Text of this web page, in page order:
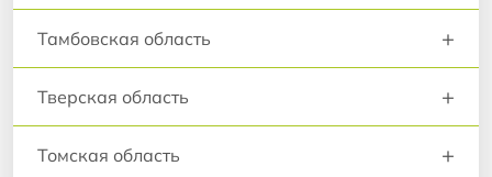
Тамбовская область +
Тверская область +
Томская область +